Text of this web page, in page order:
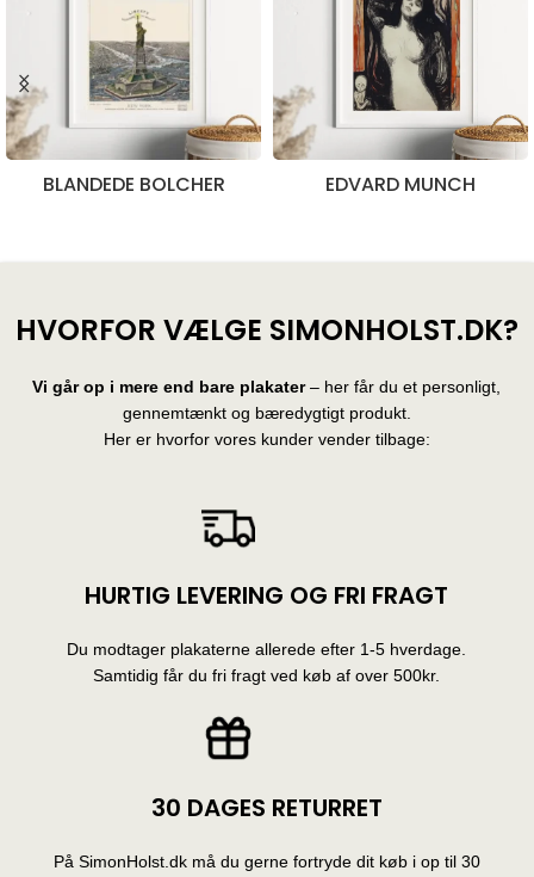
BLANDEDE BOLCHER EDVARD MUNCH
HVORFOR VÆLGE SIMONHOLST.DK?
Vi går op i mere end bare plakater– her får du et personligt,
gennemtænkt og bæredygtigt produkt.
Her er hvorfor vores kunder vender tilbage:
HURTIG LEVERING OG FRI FRAGT
Du modtager plakaterne allerede efter 1-5 hverdage.
Samtidig får du fri fragt ved køb af over 500kr.
30 DAGES RETURRET
På SimonHolst.dk må du gerne fortryde dit køb i op til 30